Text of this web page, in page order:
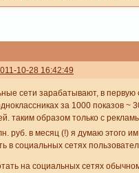
10-28 16:42:49
сети зарабатывают, в
за 1000 показов
таким образом только с
руб. в месяц (!) я думаю этого
в социальных сетях
на социальных сетях